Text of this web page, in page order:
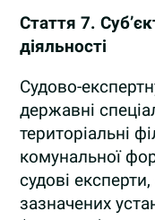
Стаття 7.
діяльності
Судово-
державні
територіальні
комунальної
судові
зазначених